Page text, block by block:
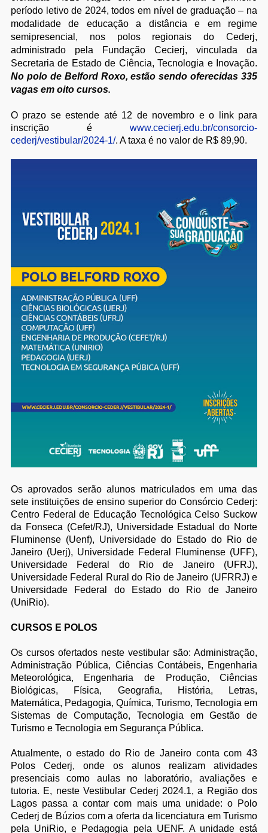
período letivo de 2024, todos em nível de graduação – na
modalidade de educação a distância e em regime
semipresencial, nos polos regionais do Cederj,
administrado pela Fundação Cecierj, vinculada da
Secretaria de Estado de Ciência, Tecnologia e Inovação.
No polo de Belford Roxo, estão sendo oferecidas 335
vagas em oito cursos.
O prazo se estende até 12 de novembro e o link para
inscrição éwww.cecierj.edu.br/consorcio-
cederj/vestibular/2024-1/. A taxa é no valor de R$ 89,90.
Os aprovados serão alunos matriculados em uma das
sete instituições de ensino superior do Consórcio Cederj:
Centro Federal de Educação Tecnológica Celso Suckow
da Fonseca (Cefet/RJ), Universidade Estadual do Norte
Fluminense (Uenf), Universidade do Estado do Rio de
Janeiro (Uerj), Universidade Federal Fluminense (UFF),
Universidade Federal do Rio de Janeiro (UFRJ),
Universidade Federal Rural do Rio de Janeiro (UFRRJ) e
Universidade Federal do Estado do Rio de Janeiro
(UniRio).
CURSOS E POLOS
Os cursos ofertados neste vestibular são: Administração,
Administração Pública, Ciências Contábeis, Engenharia
Meteorológica, Engenharia de Produção, Ciências
Biológicas, Física, Geografia, História, Letras,
Matemática, Pedagogia, Química, Turismo, Tecnologia em
Sistemas de Computação, Tecnologia em Gestão de
Turismo e Tecnologia em Segurança Pública.
Atualmente, o estado do Rio de Janeiro conta com 43
Polos Cederj, onde os alunos realizam atividades
presenciais como aulas no laboratório, avaliações e
tutoria. E, neste Vestibular Cederj 2024.1, a Região dos
Lagos passa a contar com mais uma unidade: o Polo
Cederj de Búzios com a oferta da licenciatura em Turismo
pela UniRio, e Pedagogia pela UENF. A unidade está